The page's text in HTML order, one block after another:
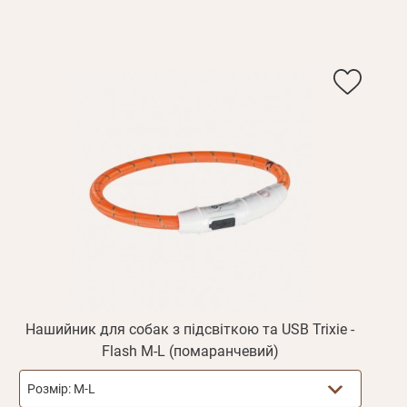
Нашийник для собак з підсвіткою та USB Trixie -
Flash M-L (помаранчевий)
Розмір: M-L
Зареєструватися